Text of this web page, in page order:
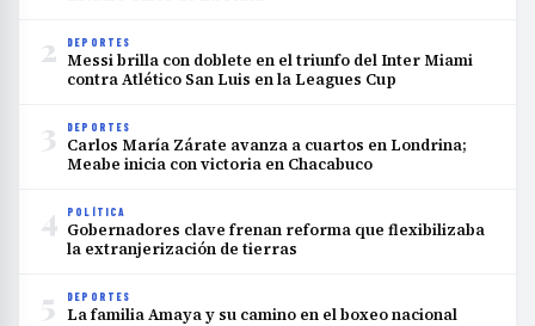
2 DEPORTES
Messi brilla con doblete en el triunfo del Inter Miami
contra Atlético San Luis en la Leagues Cup
3 DEPORTES
Carlos María Zárate avanza a cuartos en Londrina;
Meabe inicia con victoria en Chacabuco
4 POLÍTICA
Gobernadores clave frenan reforma que flexibilizaba
la extranjerización de tierras
5 DEPORTES
La familia Amaya y su camino en el boxeo nacional